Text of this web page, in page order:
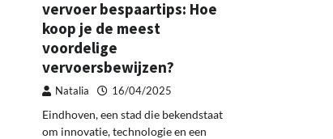
vervoer bespaartips: Hoe
koop je de meest
voordelige
vervoersbewijzen?
Natalia 16/04/2025
Eindhoven, een stad die bekendstaat
om innovatie, technologie en een